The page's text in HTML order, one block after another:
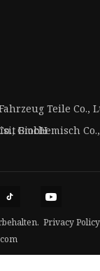
Teile Co.,
GmbH
Biochemisch
Privacy Policy